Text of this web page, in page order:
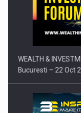
Comunicat de
WEALTH &
Bucuresti – 22 Oct